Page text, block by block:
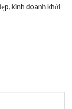
kinh doanh khởi